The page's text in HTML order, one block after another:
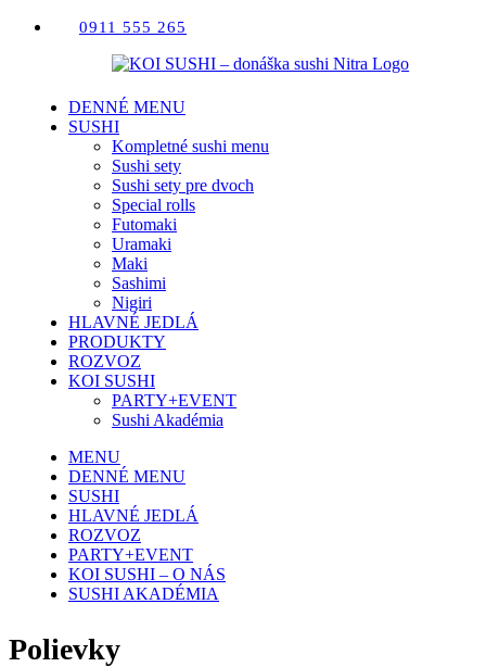
Skip
0911 555 265
DENNÉ MENU
SUSHI
Kompletné sushi menu
Sushi sety
Sushi sety pre dvoch
Special rolls
Futomaki
Uramaki
Maki
Sashimi
Nigiri
HLAVNÉ JEDLÁ
PRODUKTY
ROZVOZ
KOI SUSHI
PARTY+EVENT
Sushi Akadémia
MENU
DENNÉ MENU
SUSHI
HLAVNÉ JEDLÁ
ROZVOZ
PARTY+EVENT
KOI SUSHI – O NÁS
SUSHI AKADÉMIA
Polievky